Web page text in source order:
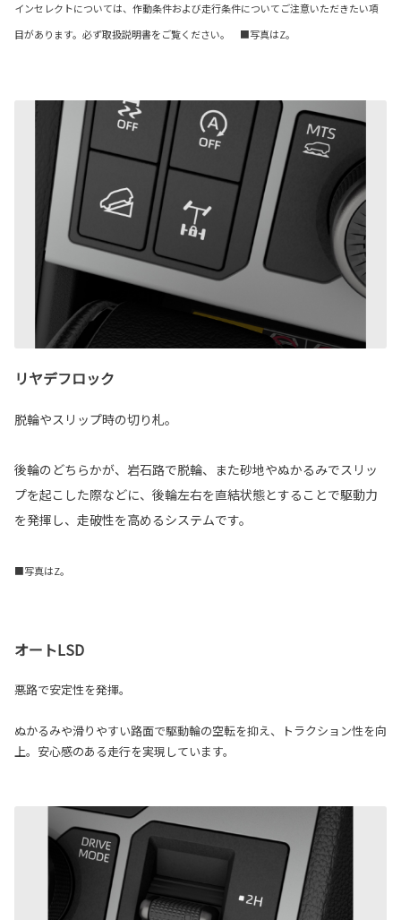
インセレクトについては、作動条件および走行条件についてご注意いただきたい項
目があります。必ず取扱説明書をご覧ください。 ■写真はZ。
リヤデフロック
脱輪やスリップ時の切り札。
後輪のどちらかが、岩石路で脱輪、また砂地やぬかるみでスリッ
プを起こした際などに、後輪左右を直結状態とすることで駆動力
を発揮し、走破性を高めるシステムです。
■写真はZ。
オートLSD
悪路で安定性を発揮。
ぬかるみや滑りやすい路面で駆動輪の空転を抑え、トラクション性を向
上。安心感のある走行を実現しています。